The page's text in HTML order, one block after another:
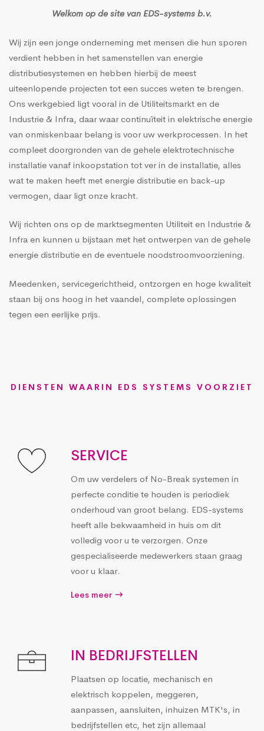
Welkom op de site van EDS-systems b.v.
Wij zijn een jonge onderneming met mensen die hun sporen
verdient hebben in het samenstellen van energie
distributiesystemen en hebben hierbij de meest
uiteenlopende projecten tot een succes weten te brengen.
Ons werkgebied ligt vooral in de Utiliteitsmarkt en de
Industrie & Infra, daar waar continuïteit in elektrische energie
van onmiskenbaar belang is voor uw werkprocessen. In het
compleet doorgronden van de gehele elektrotechnische
installatie vanaf inkoopstation tot ver in de installatie, alles
wat te maken heeft met energie distributie en back-up
vermogen, daar ligt onze kracht.
Wij richten ons op de marktsegmenten Utiliteit en Industrie &
Infra en kunnen u bijstaan met het ontwerpen van de gehele
energie distributie en de eventuele noodstroomvoorziening.
Meedenken, servicegerichtheid, ontzorgen en hoge kwaliteit
staan bij ons hoog in het vaandel, complete oplossingen
tegen een eerlijke prijs.
DIENSTEN WAARIN EDS SYSTEMS VOORZIET
SERVICE
Om uw verdelers of No-Break systemen in
perfecte conditie te houden is periodiek
onderhoud van groot belang. EDS-systems
heeft alle bekwaamheid in huis om dit
volledig voor u te verzorgen. Onze
gespecialiseerde medewerkers staan graag
voor u klaar.
Lees meer
IN BEDRIJFSTELLEN
Plaatsen op locatie, mechanisch en
elektrisch koppelen, meggeren,
aanpassen, aansluiten, inhuizen MTK's, in
bedrijfstellen etc, het zijn allemaal